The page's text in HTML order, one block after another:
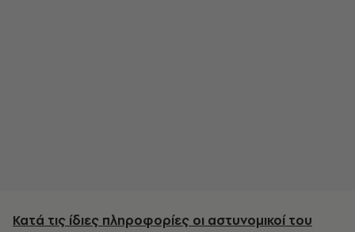
Κατά τις ίδιες πληροφορίες οι αστυνομικοί του